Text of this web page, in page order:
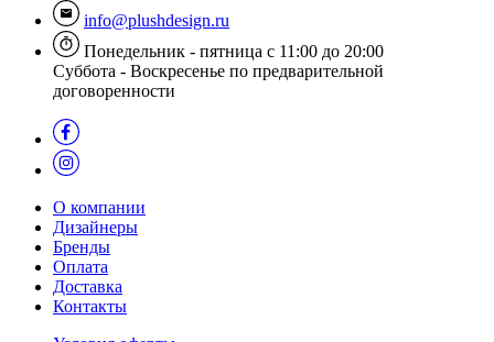
info@plushdesign.ru
Понедельник - пятница с 11:00 до 20:00
Суббота - Воскресенье по предварительной
договоренности
О компании
Дизайнеры
Бренды
Оплата
Доставка
Контакты